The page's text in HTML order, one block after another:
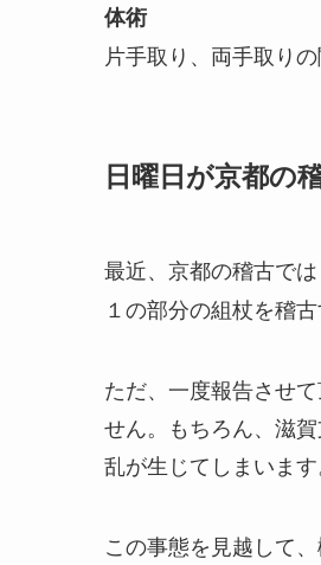
体術
片手取り、両手取り
日曜日が京都の
最近、京都の稽古では
１の部分の組杖を稽古
ただ、一度報告させ
せん。もちろん、滋
乱が生じてしまいます
この事態を見越して